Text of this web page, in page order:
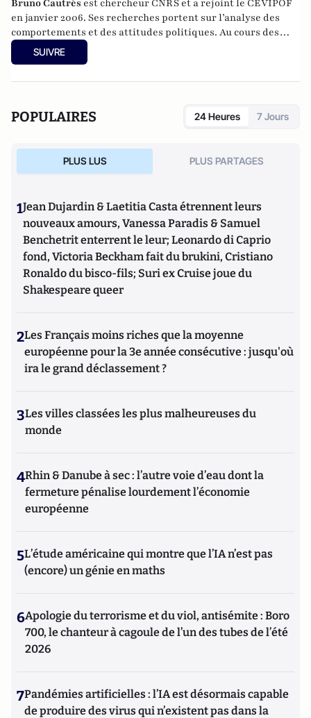
Bruno Cautrès est chercheur CNRS et a rejoint le CEVIPOF
en janvier 2006. Ses recherches portent sur l’analyse des
comportements et des attitudes politiques. Au cours des
années récentes, il a participé à différentes recherches
françaises ou européennes portant sur la participation
européenne dans les électorats et les opinions publiques. Il
(toujours) l'Europe ?(éditions de La Documentation
Française, 2014) etHistoire d’une révolution électorale
(2015-2018)avec Anne Muxel (Classiques Garnier, 2019).
SUIVRE
POPULAIRES 24 Heures 7 Jours
PLUS LUS PLUS PARTAGES
1Jean Dujardin & Laetitia Casta étrennent leurs
nouveaux amours, Vanessa Paradis & Samuel
Benchetrit enterrent le leur; Leonardo di Caprio
fond, Victoria Beckham fait du brukini, Cristiano
Ronaldo du bisco-fils; Suri ex Cruise joue du
Shakespeare queer
2Les Français moins riches que la moyenne
européenne pour la 3e année consécutive : jusqu'où
ira le grand déclassement ?
3Les villes classées les plus malheureuses du
monde
4Rhin & Danube à sec : l’autre voie d’eau dont la
fermeture pénalise lourdement l’économie
européenne
5L’étude américaine qui montre que l’IA n’est pas
(encore) un génie en maths
6Apologie du terrorisme et du viol, antisémite : Boro
700, le chanteur à cagoule de l’un des tubes de l’été
2026
7Pandémies artificielles : l’IA est désormais capable
de produire des virus qui n’existent pas dans la